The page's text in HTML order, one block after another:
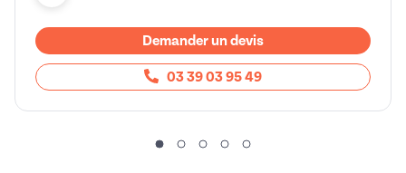
Demander un devis
03 39 03 95 49